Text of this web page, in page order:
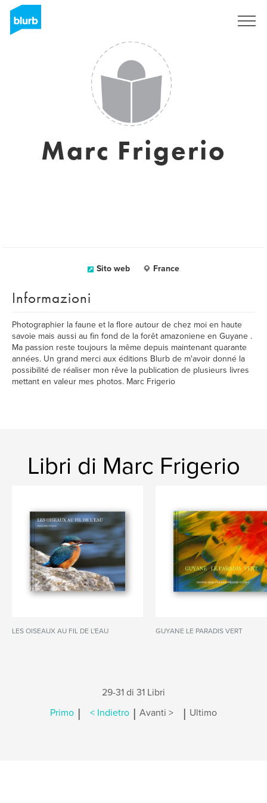
Marc Frigerio
Sito web France
Informazioni
Photographier la faune et la flore autour de chez moi en haute
savoie mais aussi au fin fond de la forêt amazoniene en Guyane .
Ma passion reste toujours la même depuis maintenant quarante
années. Un grand merci aux éditions Blurb de m'avoir donné la
possibilité de réaliser mon rêve la publication de plusieurs livres
mettant en valeur mes photos. Marc Frigerio
Libri di Marc Frigerio
LES OISEAUX AU FIL DE L'EAU GUYANE LE PARADIS VERT
29-31 di 31 Libri
Primo | < Indietro | Avanti > | Ultimo